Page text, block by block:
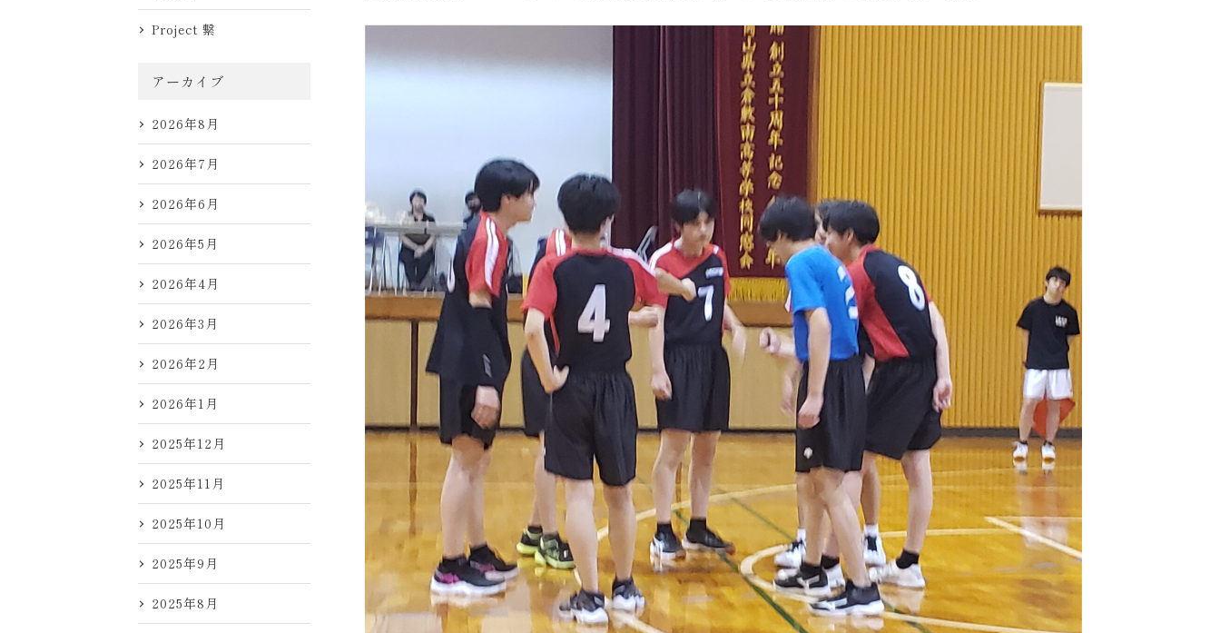
Project 繋
アーカイブ
2026年8月
2026年7月
2026年6月
2026年5月
2026年4月
2026年3月
2026年2月
2026年1月
2025年12月
2025年11月
2025年10月
2025年9月
2025年8月